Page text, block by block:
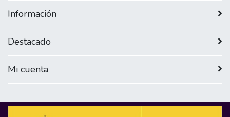
Información
Destacado
Mi cuenta